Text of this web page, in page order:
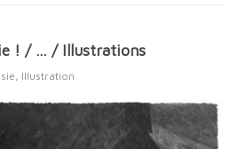
! / … / Illustrations
, Illustration